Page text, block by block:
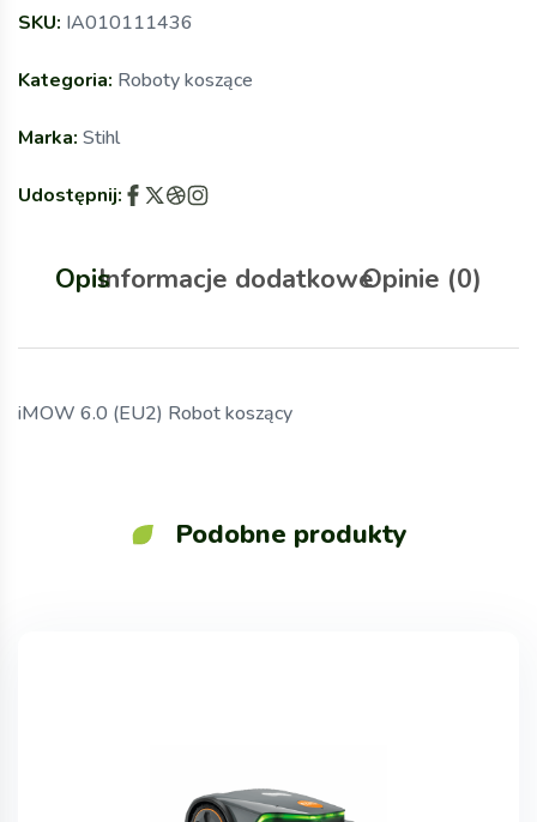
SKU: IA010111436
Kategoria: Roboty koszące
Marka: Stihl
Udostępnij:
OpisInformacje dodatkoweOpinie (0)
iMOW 6.0 (EU2) Robot koszący
Podobne produkty